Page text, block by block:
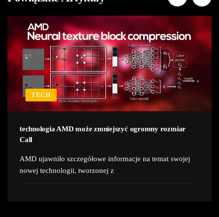
TECH
technologia AMD może zmniejszyć ogromny rozmiar
Call
AMD ujawniło szczegółowe informacje na temat swojej
nowej technologii, tworzonej z